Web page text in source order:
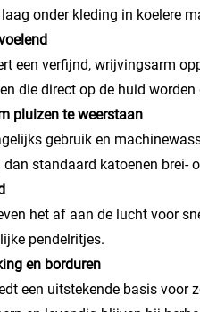
onder kleding in koelere
een verfijnd, wrijvingsarm
die direct op de huid
pluizen te weerstaan
gebruik en
standaard katoenen brei-
het af aan de lucht voor
pendelritjes.
en borduren
een uitstekende basis